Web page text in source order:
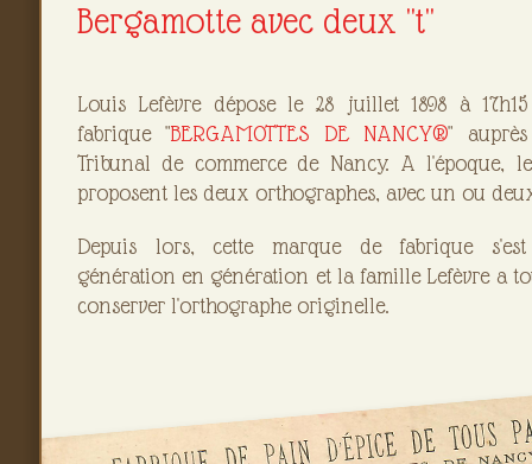
Bergamotte avec deux "t"
Louis Lefèvre dépose le 28 juillet 1898 à
fabrique "BERGAMOTTES DE NANCY®"
Tribunal de commerce de Nancy. A l'époque,
proposent les deux orthographes, avec un ou
Depuis lors, cette marque de fabrique
génération en génération et la famille Lefèvre a
conserver l'orthographe originelle.